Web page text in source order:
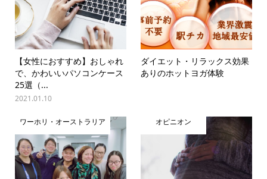
【女性におすすめ】おしゃれ
で、かわいいパソコンケース
25選（...
2021.01.10
ダイエット・リラックス効果
ありのホットヨガ体験
ワーホリ・オーストラリア オピニオン